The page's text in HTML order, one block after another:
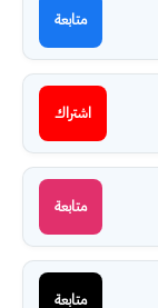
متابعة
اشتراك
متابعة
متابعة